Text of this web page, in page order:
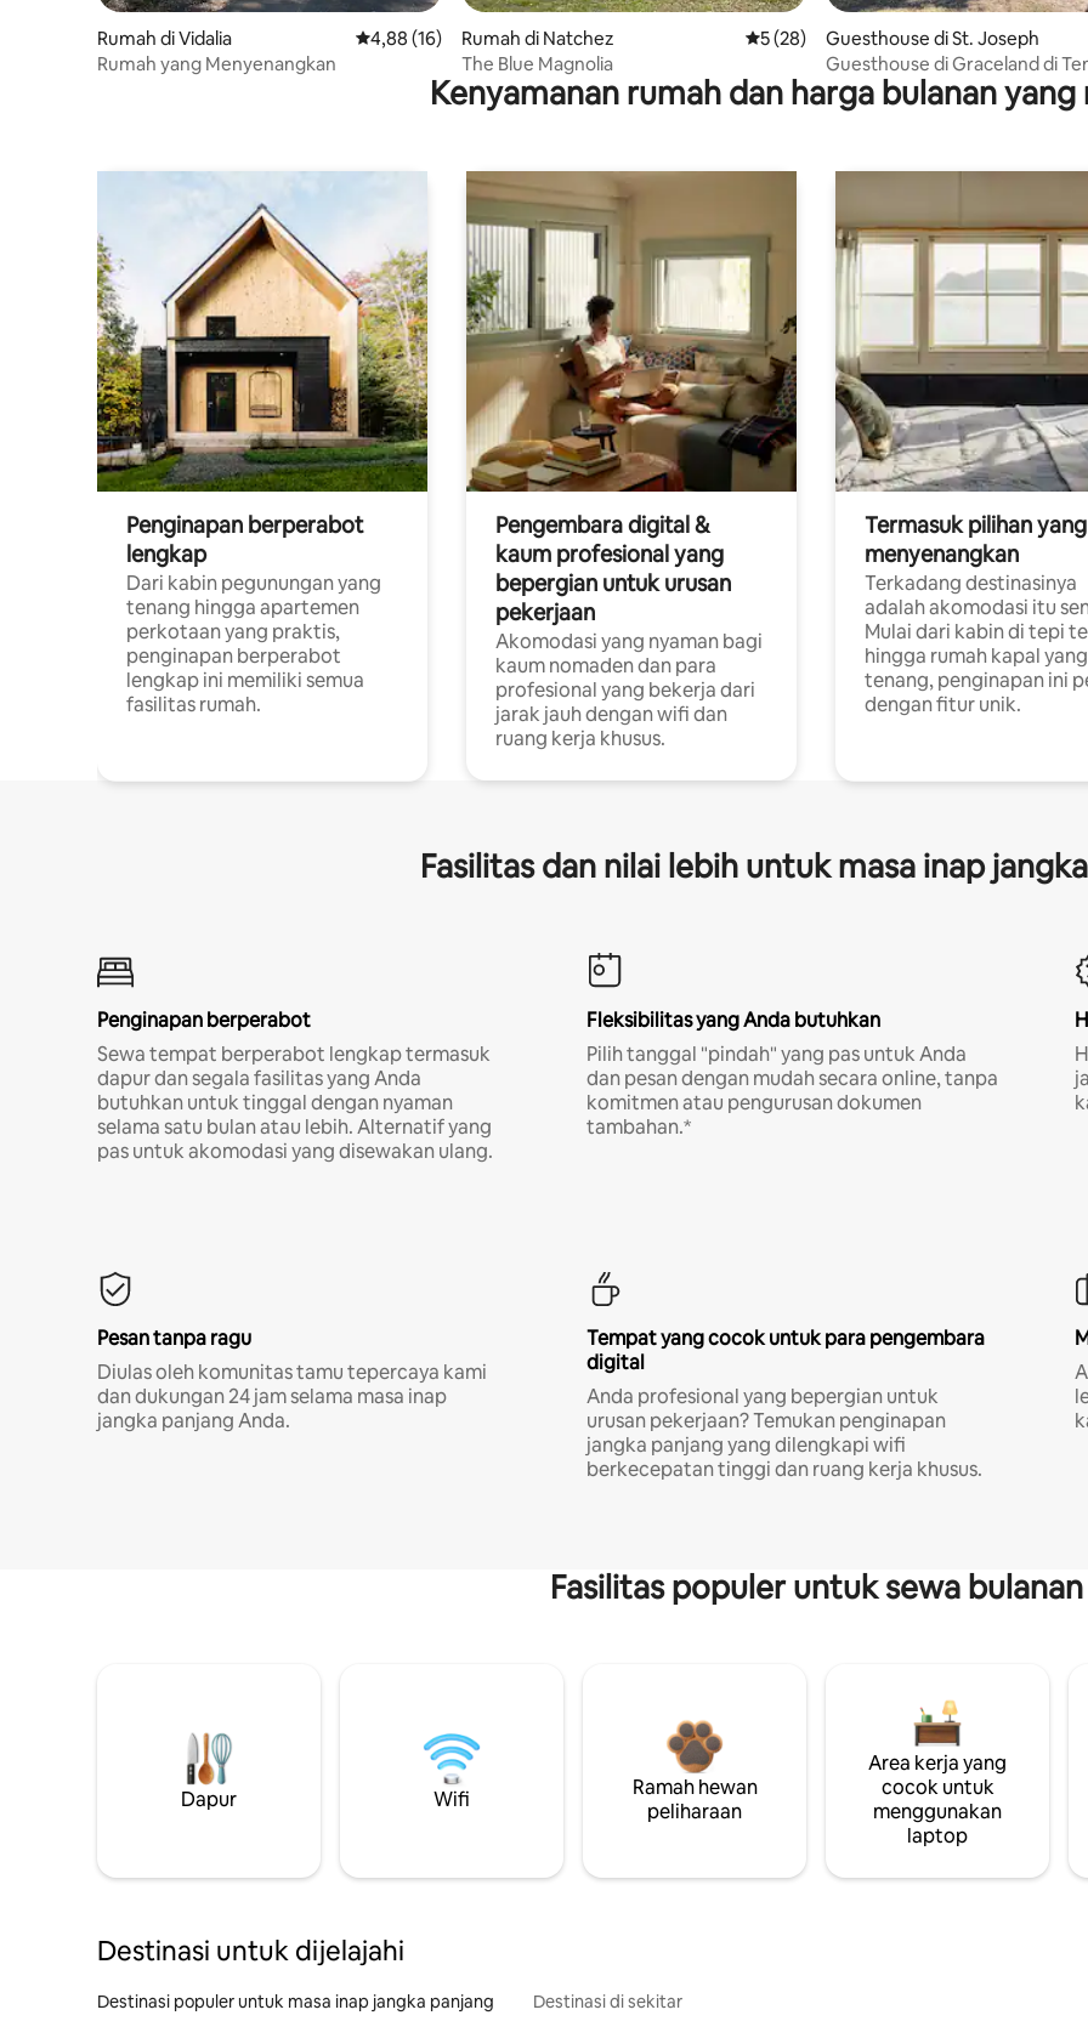
Rumah di Vidalia Nilai rata-rata 4,88 dari 5, 16 ulasan
4,88 (16)
Rumah yang Menyenangkan
Rumah di Natchez Nilai rata-rata 5 dari 5, 28 ulasan
5 (28)
The Blue Magnolia
Guesthouse di St. Joseph
Guesthouse di Graceland di
Parish
Kenyamanan rumah dan harga bulanan
Penginapan berperabot
lengkap
Dari kabin pegunungan yang
tenang hingga apartemen
perkotaan yang praktis,
penginapan berperabot
lengkap ini memiliki semua
fasilitas rumah.
Pengembara digital &
kaum profesional yang
bepergian untuk urusan
pekerjaan
Akomodasi yang nyaman bagi
kaum nomaden dan para
profesional yang bekerja dari
jarak jauh dengan wifi dan
ruang kerja khusus.
Termasuk pilihan yang
menyenangkan
Terkadang destinasinya
adalah akomodasi itu
Mulai dari kabin di tepi
hingga rumah kapal yang
tenang, penginapan ini
dengan fitur unik.
Fasilitas dan nilai lebih untuk masa inap
Penginapan berperabot
Sewa tempat berperabot lengkap termasuk
dapur dan segala fasilitas yang Anda
butuhkan untuk tinggal dengan nyaman
selama satu bulan atau lebih. Alternatif yang
pas untuk akomodasi yang disewakan ulang.
Fleksibilitas yang Anda butuhkan
Pilih tanggal "pindah" yang pas untuk Anda
dan pesan dengan mudah secara online, tanpa
komitmen atau pengurusan dokumen
tambahan.*
Pesan tanpa ragu
Diulas oleh komunitas tamu tepercaya kami
dan dukungan 24 jam selama masa inap
jangka panjang Anda.
Tempat yang cocok untuk para pengembara
digital
Anda profesional yang bepergian untuk
urusan pekerjaan? Temukan penginapan
jangka panjang yang dilengkapi wifi
berkecepatan tinggi dan ruang kerja khusus.
Fasilitas populer untuk sewa bulanan
Dapur Wifi
Ramah hewan
peliharaan
Area kerja yang
cocok untuk
menggunakan
laptop
Destinasi untuk dijelajahi
Destinasi populer untuk masa inap jangka panjang Destinasi di sekitar